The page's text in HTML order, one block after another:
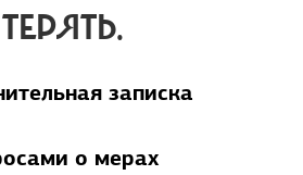
записка
о мерах